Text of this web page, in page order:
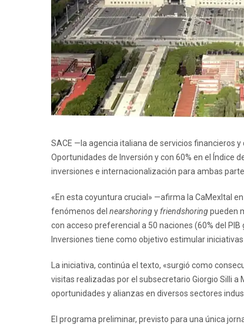
SACE —la agencia italiana de servicios financieros
Oportunidades de Inversión y con 60% en el Índice
inversiones e internacionalización para ambas
«En esta coyuntura crucial» —afirma la CaMexItal
fenómenos del nearshoringy friendshoringpueden
con acceso preferencial a 50 naciones (60% del
Inversiones tiene como objetivo estimular
La iniciativa, continúa el texto, «surgió como
visitas realizadas por el subsecretario Giorgio Silli
oportunidades y alianzas en diversos sectores
El programa preliminar, previsto para una única